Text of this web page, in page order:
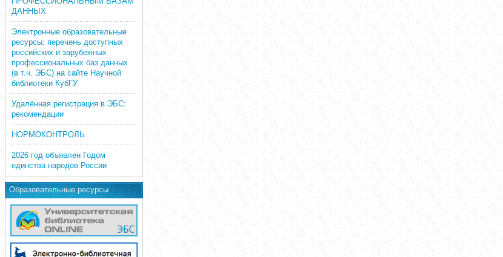
ДАННЫХ
Электронные образовательные
ресурсы: перечень доступных
российских и зарубежных
профессиональных баз данных
(в т.ч. ЭБС) на сайте Научной
библиотеки КубГУ
Удалённая регистрация в ЭБС:
рекомендации
НОРМОКОНТРОЛЬ
2026 год объявлен Годом
единства народов России
Образовательные ресурсы